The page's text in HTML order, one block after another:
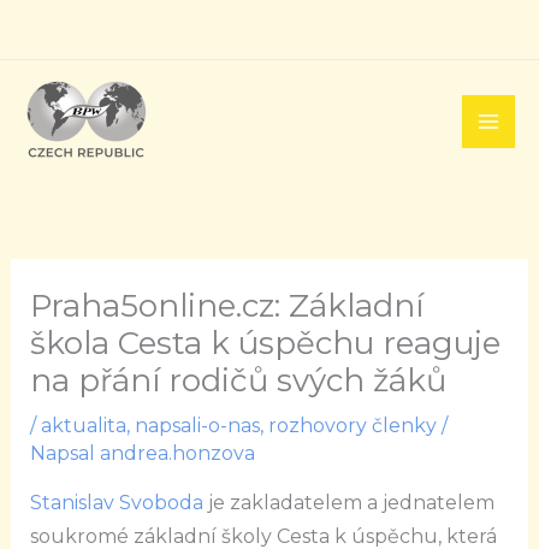
obsah
Praha5online.cz: Základní
škola Cesta k úspěchu reaguje
na přání rodičů svých žáků
/ aktualita, napsali-o-nas, rozhovory členky/
Napsal andrea.honzova
Stanislav Svoboda je zakladatelem a jednatelem
soukromé základní školy Cesta k úspěchu, která